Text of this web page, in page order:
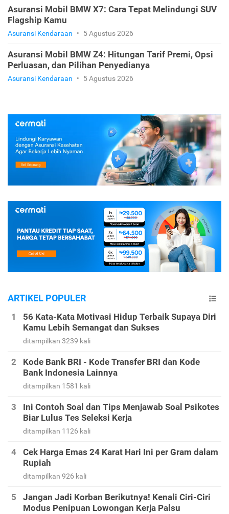
Asuransi Mobil BMW X7: Cara Tepat Melindungi SUV
Flagship Kamu
Asuransi Kendaraan • 5 Agustus 2026
Asuransi Mobil BMW Z4: Hitungan Tarif Premi, Opsi
Perluasan, dan Pilihan Penyedianya
Asuransi Kendaraan • 5 Agustus 2026
ARTIKEL POPULER
56 Kata-Kata Motivasi Hidup Terbaik Supaya Diri
Kamu Lebih Semangat dan Sukses
ditampilkan 3239 kali
Kode Bank BRI - Kode Transfer BRI dan Kode
Bank Indonesia Lainnya
ditampilkan 1581 kali
Ini Contoh Soal dan Tips Menjawab Soal Psikotes
Biar Lulus Tes Seleksi Kerja
ditampilkan 1126 kali
Cek Harga Emas 24 Karat Hari Ini per Gram dalam
Rupiah
ditampilkan 926 kali
Jangan Jadi Korban Berikutnya! Kenali Ciri-Ciri
Modus Penipuan Lowongan Kerja Palsu